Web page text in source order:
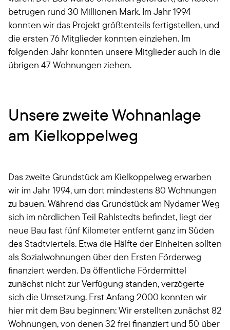
betrugen rund 30 Millionen Mark. Im Jahr 1994
konnten wir das Projekt größtenteils fertigstellen, und
die ersten 76 Mitglieder konnten einziehen. Im
folgenden Jahr konnten unsere Mitglieder auch in die
übrigen 47 Wohnungen ziehen.
Unsere zweite Wohnanlage
am Kielkoppelweg
Das zweite Grundstück am Kielkoppelweg erwarben
wir im Jahr 1994, um dort mindestens 80 Wohnungen
zu bauen. Während das Grundstück am Nydamer Weg
sich im nördlichen Teil Rahlstedts befindet, liegt der
neue Bau fast fünf Kilometer entfernt ganz im Süden
des Stadtviertels. Etwa die Hälfte der Einheiten sollten
als Sozialwohnungen über den Ersten Förderweg
finanziert werden. Da öffentliche Fördermittel
zunächst nicht zur Verfügung standen, verzögerte
sich die Umsetzung. Erst Anfang 2000 konnten wir
hier mit dem Bau beginnen: Wir erstellten zunächst 82
Wohnungen, von denen 32 frei finanziert und 50 über